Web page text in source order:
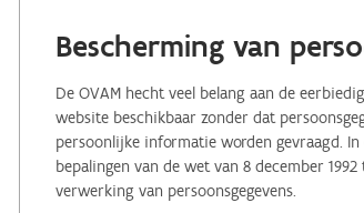
Bescherming van
De OVAM hecht veel belang aan de
website beschikbaar zonder dat
persoonlijke informatie worden gevraagd.
bepalingen van de wet van 8 december
verwerking van persoonsgegevens.